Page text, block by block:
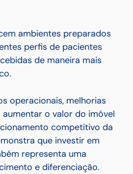
ambientes preparados
perfis de pacientes
de maneira mais
operacionais, melhorias
o valor do imóvel
competitivo da
que investir em
representa uma
e diferenciação.